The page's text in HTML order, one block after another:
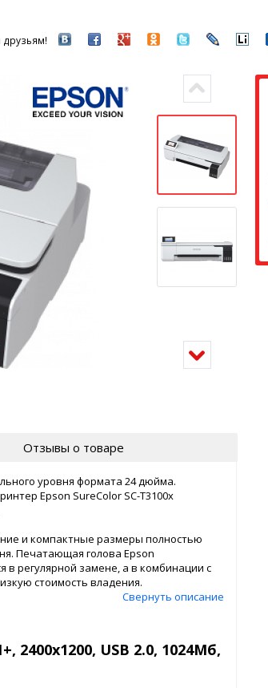
друзьям!
Отзывы о товаре
уровня формата 24 дюйма.
Epson SureColor SC-T3100x
и компактные размеры полностью
Печатающая голова Epson
в регулярной замене, а в комбинации с
стоимость владения.
Свернуть описание
2400x1200, USB 2.0, 1024Мб,